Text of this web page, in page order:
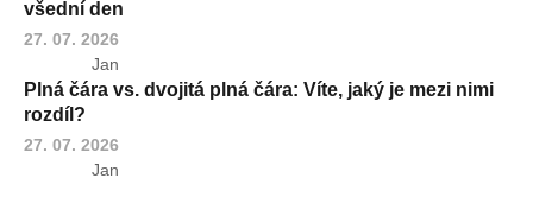
všední den
27. 07. 2026
Jan
Plná čára vs. dvojitá plná čára: Víte, jaký je mezi nimi
rozdíl?
27. 07. 2026
Jan